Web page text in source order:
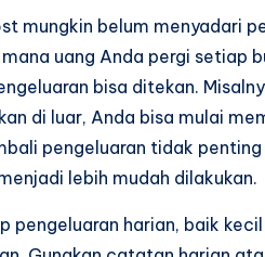
mungkin belum menyadari
uang Anda pergi setiap
bisa ditekan.
di luar, Anda bisa mulai
pengeluaran tidak
lebih mudah dilakukan.
pengeluaran harian, baik